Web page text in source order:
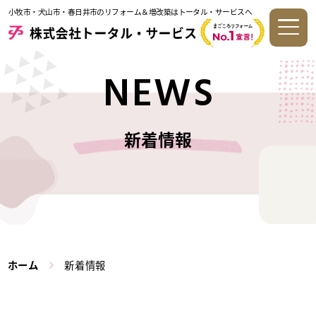
小牧市・犬山市・春日井市のリフォーム＆増改築はトータル・サービスへ
NEWS
新着情報
ホーム 新着情報